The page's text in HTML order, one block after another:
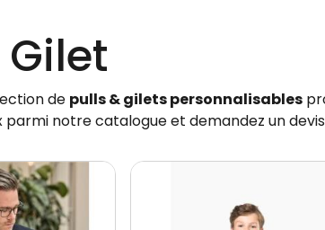
de pulls & gilets personnalisables
parmi notre catalogue et demandez un
Image